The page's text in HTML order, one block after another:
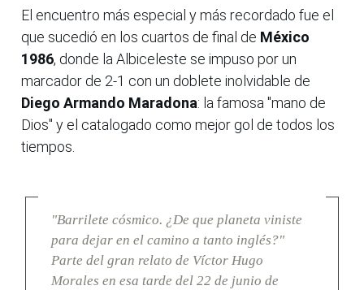
El encuentro más especial y más recordado fue el
que sucedió en los cuartos de final de México
1986, donde la Albiceleste se impuso por un
marcador de 2-1 con un doblete inolvidable de
Diego Armando Maradona: la famosa "mano de
Dios" y el catalogado como mejor gol de todos los
tiempos.
"Barrilete cósmico. ¿De que planeta viniste
para dejar en el camino a tanto inglés?"
Parte del gran relato de Víctor Hugo
Morales en esa tarde del 22 de junio de